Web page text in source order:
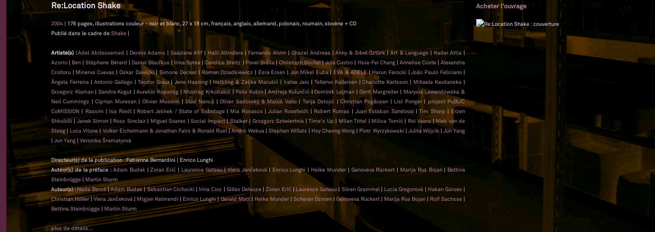
Re:Location Shake Acheter l'ouvrage
2004 | 176 pages, illustrations couleur - noir et blanc, 27 x 18 cm, français, anglais, allemand, polonais, roumain, slovène + CD
Publié dans le cadre de Shake |
Artiste(s) :Adel Abdessemed | Dennis Adams | Saâdane Afif | Halil Altindere| Fernando Alvim|Ghazel Andreas|Anny & Sibel Öztürk|Art & Language | Kader Attia |
Azorro | Ben |Stéphane Bérard | Daniel Blaufkus | Irina Botea |Candice Breitz | Pavel Brăila | Christoph Büchel|Jota Castro | Hsia-Fei Chang| Annelise Coste |Alexandra
Croitoru | Minerva Cuevas |Oskar Dawicki| Simone Decker| Roman Dziadkiewicz | Esra Ersen | Jon Mikel Euba| EVA & ADELE|Harun Farocki |João Paulo Feliciano|
Ângela Ferreira | Antonio Gallego| Teodor Graur|Jens Haaning|Helbling & Zeljka Marušić| Iratxe Jaio|Tellervo Kalleinen|Charlotte Karlsson | Mihaela Kavdanska |
Grzegorz Klaman| Sandra Kogut |Aureliio Kopainig | Miodrag Krkobabić|Felix Kubin| Andreja Kulunčić|Dominik Lejman| Dorit Margreiter| Marysia Lewandowska &
Neil Cummings |Ciprian Muresan| Olivier Musoviḱ | Vlad Nancă |Oliver Sadovský & Matúš Vallo| Tanja Ostojić |Christian Pogăcean | Lisl Ponger| project PuBLIC
CoMISSION | Rassim | Isa Riedl | Robert Jelinek / State of Sabotage| Mia Rosasco|Julian Rosefeldt | Robert Rumas |Juan Esteban Sandoval |Tim Sharp | Erzen
Shkololli | Janek Simon | Ross Sinclair| Miguel Soares |Social Impact|Stalker| Grzegorz Sztwiertnia |Time's Up | Milan Tittel | Milica Tomić | Roi Vaara | Niek van de
Steeg| Luca Vitone | Volker Eichelmann & Jonathan Fairs & Ronald Rust|Andro Wekua | Stephen Willats | Hoy Cheong Wong | Piotr Wyrzykowski | Julita Wójcik|Jun Yang
| Jun Yang | Veronika Šramatyová
Directeur(s) de la publication : Fabienne Bernardini | Enrico Lunghi
Auteur(s) de la préface : Adam Budak |Zoran Erić | Laurence Gateau|Viera Jančeková | Enrico Lunghi | Heike Munder | Genoveva Rückert | Marija Rus Bojan | Bettina
Steinbrügge | Martin Sturm
Auteur(s) :Nada Beroš|Adam Budak|Sebastian Cichocki | Irina Cios | Gilles Deleuze |Zoran Erić | Laurence Gateau | Sören Grammel | Lucia Gregorová | Hakan Gürses |
Christian Höller|Viera Jančeková | Migjen Kelmendi | Enrico Lunghi|Gerald Matt| Heike Munder | Schener Ozmen | Genoveva Rückert | Marija Rus Bojan | Rolf Sachsse |
Bettina Steinbrügge | Martin Sturm
plus de détails...